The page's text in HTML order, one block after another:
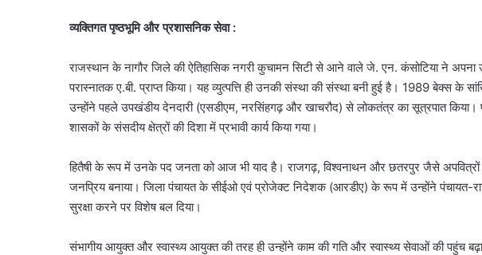
व्यक्तिगत पृष्ठभूमि और प्रशासनिकसेवा :
राजस्थान के नागौर जिले की ऐतिहासिक नगरी कुचामन सिटी से आने वाले जे. एन. कंसोटिया ने अपना
परास्नातक ए.बी. प्राप्त किया। यह व्युत्पत्ति ही उनकी संस्था की संस्था बनी हुई है। 1989 बेक्स
उन्होंने पहले उपखंडीय देनदारी (एसडीएम, नरसिंहगढ़ और खाचरौद) से लोकतंत्र का सूत्रपात किया।
शासकों के संसदीय क्षेत्रों की दिशा में प्रभावी कार्य किया गया।
हितैषी के रूप में उनके पद जनता को आज भी याद है। राजगढ़, विश्वनाथन और छतरपुर जैसे
जनप्रिय बनाया। जिला पंचायत के सीईओ एवं प्रोजेक्ट निदेशक (आरडीए) के रूप में उन्होंने पंचायत-राज
सुरक्षा करने पर विशेष बल दिया।
संभागीय आयुक्त और स्वास्थ्य आयुक्त की तरह ही उन्होंने काम की गति और स्वास्थ्य सेवाओं की पहुंच